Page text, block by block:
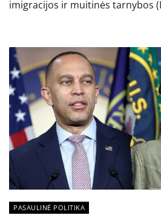
imigracijos ir muitinės tarnybos
PASAULINĖ POLITIKA